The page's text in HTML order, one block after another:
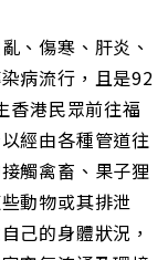
、傷寒、肝炎、
病流行，且是92
香港民眾前往福
經由各種管道往
觸禽畜、果子狸
動物或其排泄
己的身體狀況，